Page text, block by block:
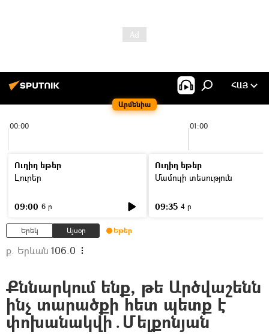
Արմենիա
ՀԱՅ
00:00 01:00
Ուղիղ եթեր
Լուրեր
09:00 6 ր
Ուղիղ եթեր
Մամուլի տեսություն
09:35 4 ր
Երեկ Այսօր Եթեր
ք. Երևան 106.0
Քննարկում ենք, թե Արծվաշենն
ինչ տարածքի հետ պետք է
փոխանակվի․Մելքոնյան